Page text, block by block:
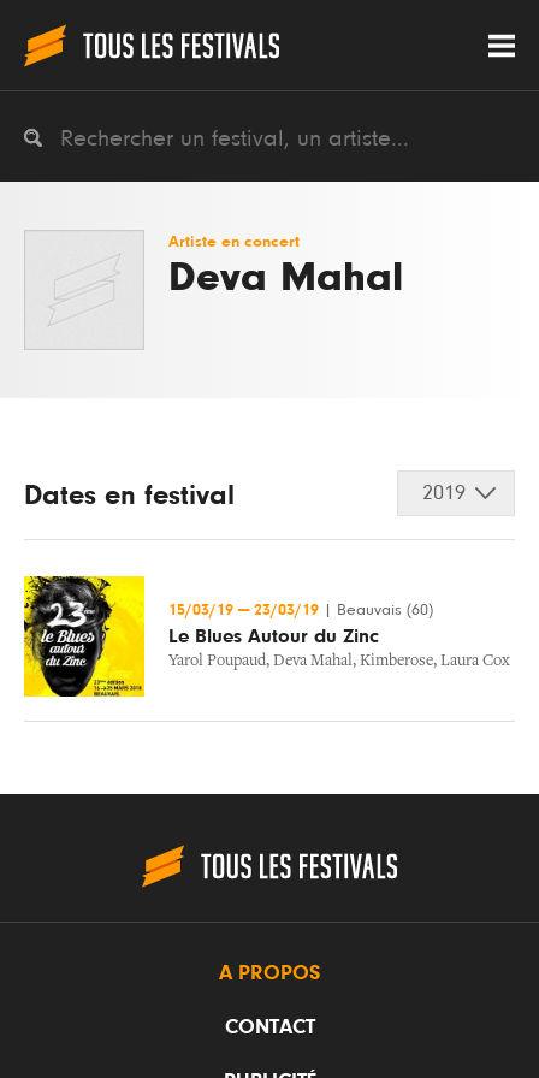
Artiste en concert
Deva Mahal
Dates en festival 2019
15/03/19 — 23/03/19 Beauvais (60)
Le Blues Autour du Zinc
Yarol Poupaud, Deva Mahal, Kimberose, Laura Cox
A PROPOS
CONTACT